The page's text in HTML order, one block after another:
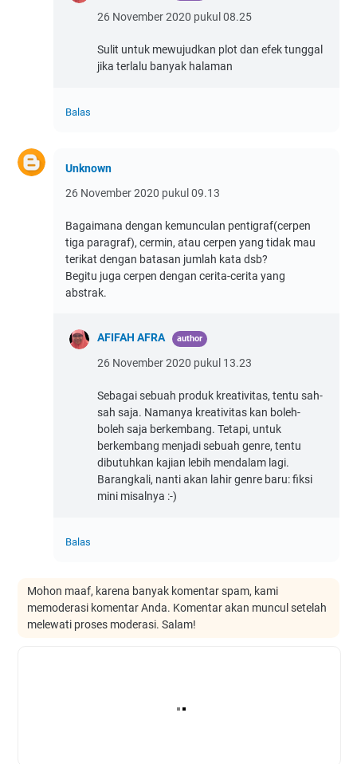
26 November 2020 pukul 08.25
Sulit untuk mewujudkan plot dan efek tunggal
jika terlalu banyak halaman
Balas
Unknown
26 November 2020 pukul 09.13
Bagaimana dengan kemunculan pentigraf(cerpen
tiga paragraf), cermin, atau cerpen yang tidak mau
terikat dengan batasan jumlah kata dsb?
Begitu juga cerpen dengan cerita-cerita yang
abstrak.
AFIFAH AFRA
26 November 2020 pukul 13.23
Sebagai sebuah produk kreativitas, tentu sah-
sah saja. Namanya kreativitas kan boleh-
boleh saja berkembang. Tetapi, untuk
berkembang menjadi sebuah genre, tentu
dibutuhkan kajian lebih mendalam lagi.
Barangkali, nanti akan lahir genre baru: fiksi
mini misalnya :-)
Balas
Mohon maaf, karena banyak komentar spam, kami
memoderasi komentar Anda. Komentar akan muncul setelah
melewati proses moderasi. Salam!